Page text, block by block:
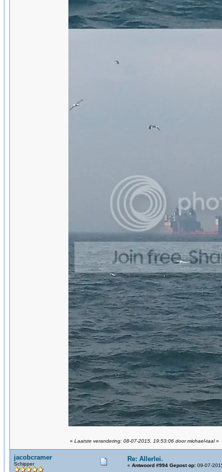
« Laatste verandering: 08-07-2015, 19:53:06 door michael-taal»
jacobcramer
Schipper
Re: Allerlei.
« Antwoord #994 Gepost op: 09-07-